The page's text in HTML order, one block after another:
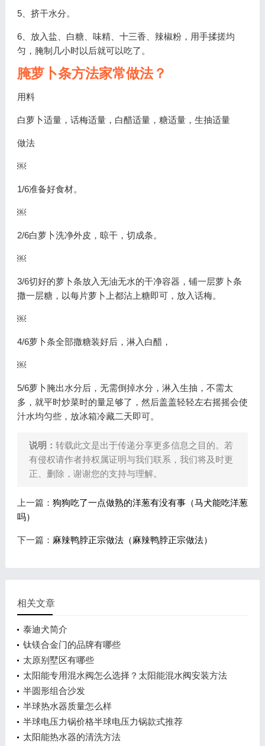
5、挤干水分。
6、放入盐、白糖、味精、十三香、辣椒粉，用手揉搓均
匀，腌制几小时以后就可以吃了。
腌萝卜条方法家常做法？
用料
白萝卜适量，话梅适量，白醋适量，糖适量，生抽适量
做法
￼
1/6准备好食材。
￼
2/6白萝卜洗净外皮，晾干，切成条。
￼
3/6切好的萝卜条放入无油无水的干净容器，铺一层萝卜条
撒一层糖，以每片萝卜上都沾上糖即可，放入话梅。
￼
4/6萝卜条全部撒糖装好后，淋入白醋，
￼
5/6萝卜腌出水分后，无需倒掉水分，淋入生抽，不需太
多，就平时炒菜时的量足够了，然后盖盖轻轻左右摇摇会使
汁水均匀些，放冰箱冷藏二天即可。
说明： 转载此文是出于传递分享更多信息之目的。若
有侵权请作者持权属证明与我们联系，我们将及时更
正、删除，谢谢您的支持与理解。
上一篇： 狗狗吃了一点做熟的洋葱有没有事（马犬能吃洋葱
吗）
下一篇： 麻辣鸭脖正宗做法（麻辣鸭脖正宗做法）
相关文章
泰迪犬简介
钛镁合金门的品牌有哪些
太原别墅区有哪些
太阳能专用混水阀怎么选择？太阳能混水阀安装方法
介绍
半圆形组合沙发
半球热水器质量怎么样
半球电压力锅价格半球电压力锅款式推荐
太阳能热水器的清洗方法